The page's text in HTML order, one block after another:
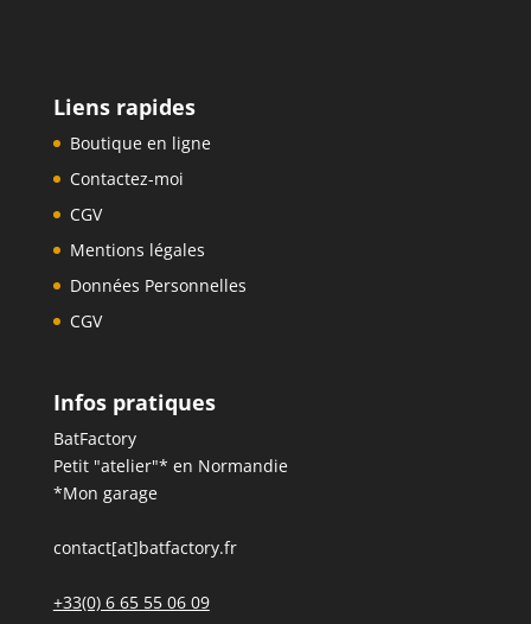
Liens rapides
Boutique en ligne
Contactez-moi
CGV
Mentions légales
Données Personnelles
CGV
Infos pratiques
BatFactory
Petit "atelier"* en Normandie
*Mon garage
contact[at]batfactory.fr
+33(0) 6 65 55 06 09